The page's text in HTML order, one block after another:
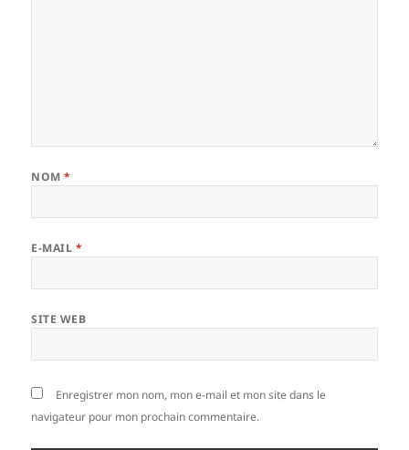
NOM*
E-MAIL *
SITE WEB
Enregistrer mon nom, mon e-mail et mon site dans le
navigateur pour mon prochain commentaire.